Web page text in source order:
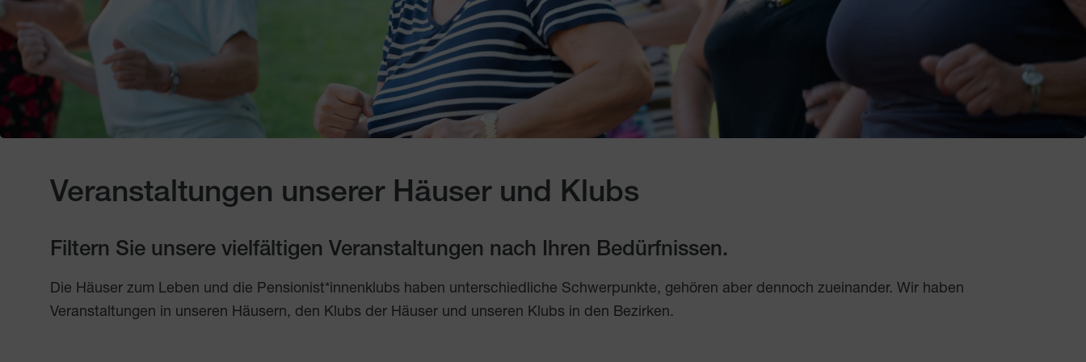
Veranstaltungen unserer Häuser und Klubs
Filtern Sie unsere vielfältigen Veranstaltungen nach Ihren Bedürfnissen.
Die Häuser zum Leben und die Pensionist*innenklubs haben unterschiedliche Schwerpunkte, gehören aber dennoch zueinander. Wir haben
Veranstaltungen in unseren Häusern, den Klubs der Häuser und unseren Klubs in den Bezirken.